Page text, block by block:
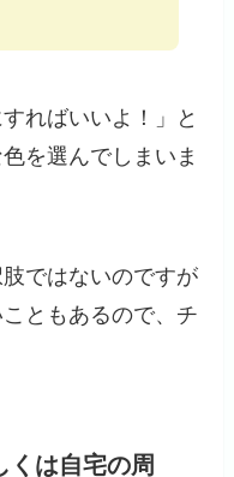
ればいいよ！」と
を選んでしまいま
ではないのですが
ともあるので、チ
は自宅の周